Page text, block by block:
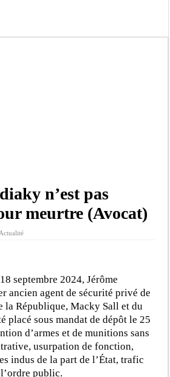
n’est pas
meurtre (Avocat)
Actualité
septembre 2024, Jérôme
ancien agent de sécurité privé de
la République, Macky Sall et du
placé sous mandat de dépôt le 25
d’armes et de munitions sans
usurpation de fonction,
indus de la part de l’État, trafic
public.